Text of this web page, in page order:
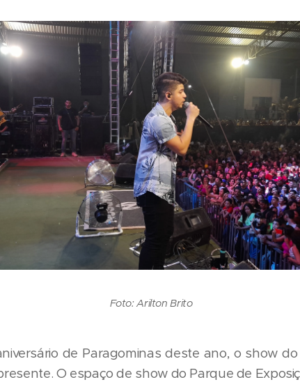
Foto: Arilton Brito
de Paragominas deste ano, o show
O espaço de show do Parque de